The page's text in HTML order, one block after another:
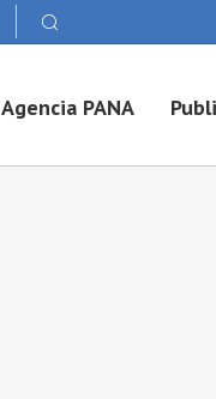
Agencia PANA